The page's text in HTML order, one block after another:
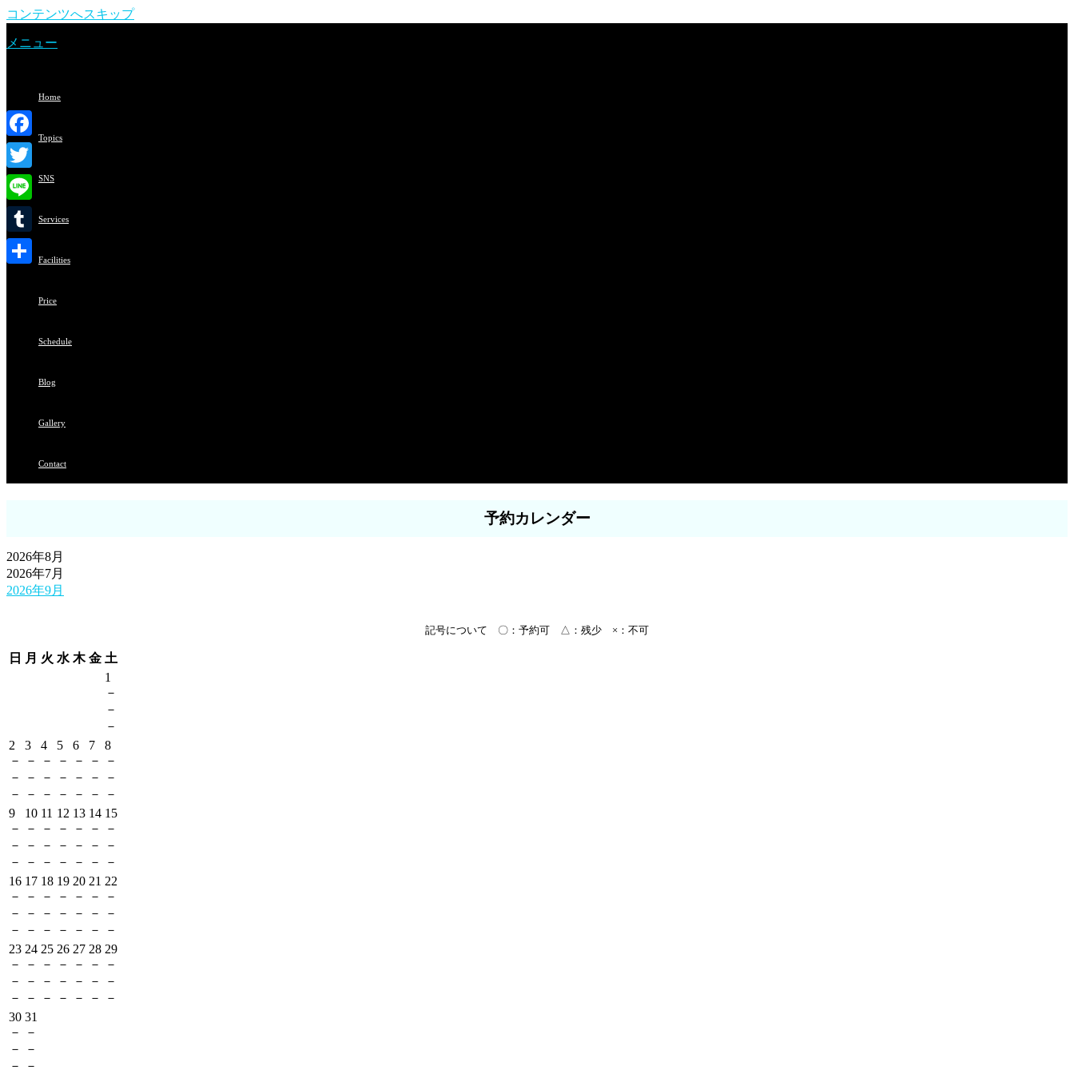
コンテンツへスキップ
メニュー
Home
Topics
SNS
Services
Facilities
Price
Schedule
Blog
Gallery
Contact
予約カレンダー
2026年8月
2026年7月
2026年9月
記号について 〇：予約可 △：残少 ×：不可
日 月 火 水 木 金 土
1
－
－
－
2
－
－
－
3
－
－
－
4
－
－
－
5
－
－
－
6
－
－
－
7
－
－
－
8
－
－
－
9
－
－
－
10
－
－
－
11
－
－
－
12
－
－
－
13
－
－
－
14
－
－
－
15
－
－
－
16
－
－
－
17
－
－
－
18
－
－
－
19
－
－
－
20
－
－
－
21
－
－
－
22
－
－
－
23
－
－
－
24
－
－
－
25
－
－
－
26
－
－
－
27
－
－
－
28
－
－
－
29
－
－
－
30
－
－
－
31
－
－
－
Facebook
Twitter
Line
Tumblr